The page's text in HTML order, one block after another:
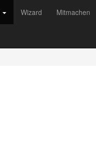
Wizard Mitmachen